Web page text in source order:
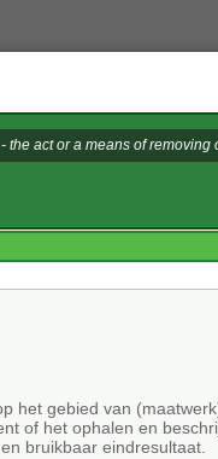
- the act or a means of
het gebied van
of het ophalen en
bruikbaar eindresultaat.